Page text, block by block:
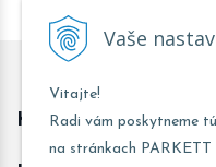
Vaše
Vitajte!
Radi vám poskytneme
na stránkach
Kontakt predajňa